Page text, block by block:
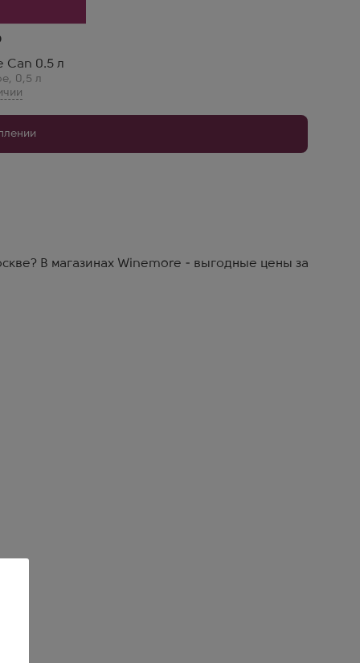
Can 0.5 л
, 0,5 л
В магазинах Winemore - выгодные цены за